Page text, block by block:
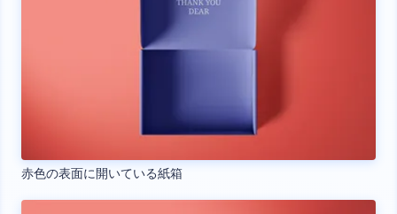
赤色の表面に開いている紙箱